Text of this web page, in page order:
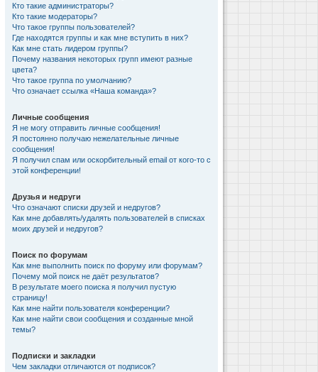
Кто такие администраторы?
Кто такие модераторы?
Что такое группы пользователей?
Где находятся группы и как мне вступить в них?
Как мне стать лидером группы?
Почему названия некоторых групп имеют разные
цвета?
Что такое группа по умолчанию?
Что означает ссылка «Наша команда»?
Личные сообщения
Я не могу отправить личные сообщения!
Я постоянно получаю нежелательные личные
сообщения!
Я получил спам или оскорбительный email от кого-то с
этой конференции!
Друзья и недруги
Что означают списки друзей и недругов?
Как мне добавлять/удалять пользователей в списках
моих друзей и недругов?
Поиск по форумам
Как мне выполнить поиск по форуму или форумам?
Почему мой поиск не даёт результатов?
В результате моего поиска я получил пустую
страницу!
Как мне найти пользователя конференции?
Как мне найти свои сообщения и созданные мной
темы?
Подписки и закладки
Чем закладки отличаются от подписок?